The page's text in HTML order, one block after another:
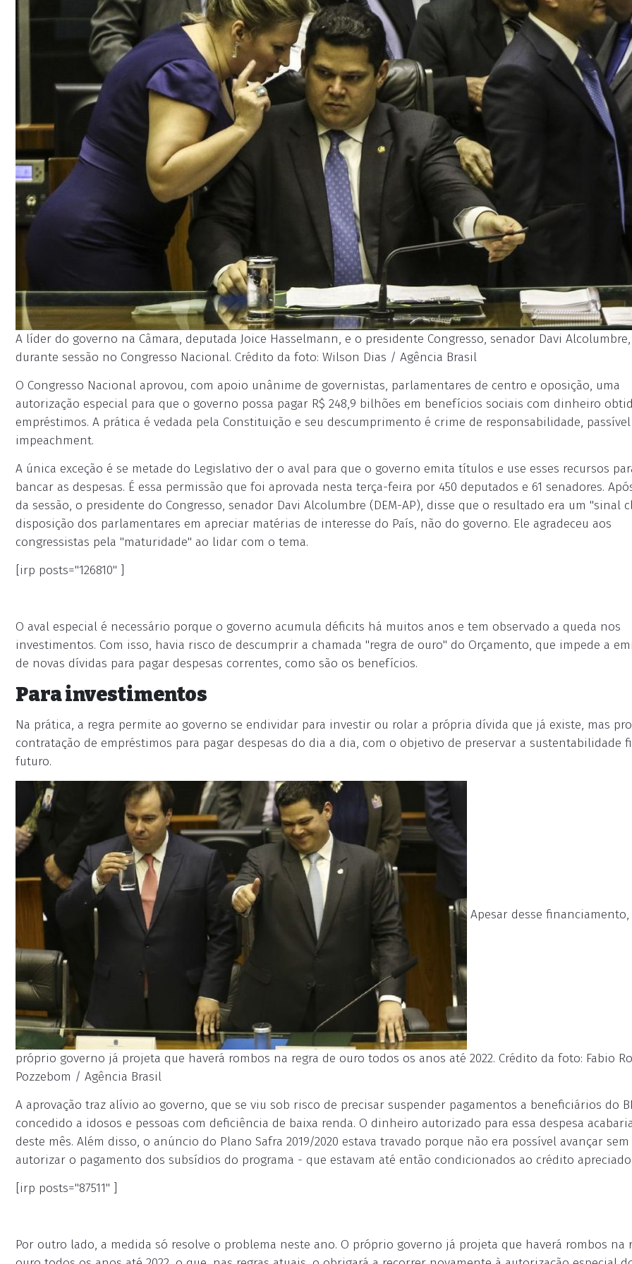
A líder do governo na Câmara, deputada Joice Hasselmann, e o presidente Congresso, senador Davi Alcolumbre,
durante sessão no Congresso Nacional. Crédito da foto: Wilson Dias / Agência Brasil
O Congresso Nacional aprovou, com apoio unânime de governistas, parlamentares de centro e oposição, uma
autorização especial para que o governo possa pagar R$ 248,9 bilhões em benefícios sociais com dinheiro
empréstimos. A prática é vedada pela Constituição e seu descumprimento é crime de responsabilidade,
impeachment.
A única exceção é se metade do Legislativo der o aval para que o governo emita títulos e use esses recursos
bancar as despesas. É essa permissão que foi aprovada nesta terça-feira por 450 deputados e 61 senadores.
da sessão, o presidente do Congresso, senador Davi Alcolumbre (DEM-AP), disse que o resultado era um "sinal
disposição dos parlamentares em apreciar matérias de interesse do País, não do governo. Ele agradeceu aos
congressistas pela "maturidade" ao lidar com o tema.
[irp posts="126810" ]
O aval especial é necessário porque o governo acumula déficits há muitos anos e tem observado a queda nos
investimentos. Com isso, havia risco de descumprir a chamada "regra de ouro" do Orçamento, que impede a
de novas dívidas para pagar despesas correntes, como são os benefícios.
Para investimentos
Na prática, a regra permite ao governo se endividar para investir ou rolar a própria dívida que já existe, mas
contratação de empréstimos para pagar despesas do dia a dia, com o objetivo de preservar a sustentabilidade
futuro.
Apesar desse financiamento,
próprio governo já projeta que haverá rombos na regra de ouro todos os anos até 2022. Crédito da foto: Fabio
Pozzebom / Agência Brasil
A aprovação traz alívio ao governo, que se viu sob risco de precisar suspender pagamentos a beneficiários do
concedido a idosos e pessoas com deficiência de baixa renda. O dinheiro autorizado para essa despesa
deste mês. Além disso, o anúncio do Plano Safra 2019/2020 estava travado porque não era possível avançar
autorizar o pagamento dos subsídios do programa - que estavam até então condicionados ao crédito
[irp posts="87511" ]
Por outro lado, a medida só resolve o problema neste ano. O próprio governo já projeta que haverá rombos na